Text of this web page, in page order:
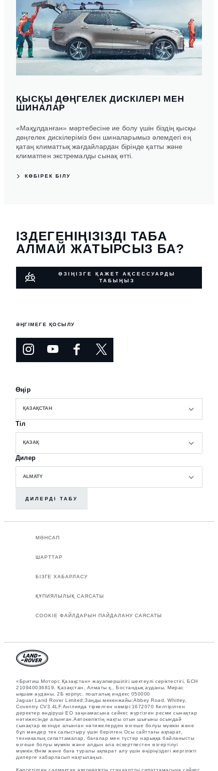
ҚЫСҚЫ ДӨҢГЕЛЕК ДИСКІЛЕРІ МЕН
ШИНАЛАР
«Мақұлданған» мәртебесіне ие болу үшін біздің қысқы
дөңгелек дискілеріміз бен шиналарымыз әлемдегі ең
қатаң климаттық жағдайлардан бірінде қатты және
климатпен экстремалды сынақ өтті.
КӨБІРЕК БІЛУ
ІЗДЕГЕНІҢІЗІЗДІ ТАБА
АЛМАЙ ЖАТЫРСЫЗ БА?
ӨЗІҢІЗГЕ ҚАЖЕТ АҚСЕССУАРДЫ
ТАБЫҢЫЗ
ӘҢГІМЕГЕ ҚОСЫЛУ
Өңір
ҚАЗАҚСТАН
Тіл
ҚАЗАҚ
Дилер
ALMATY
ДИЛЕРДІ ТАБУ
МӘНСАП
ШАРТТАР
БІЗГЕ ХАБАРЛАСУ
ҚҰПИЯЛЫЛЫҚ САЯСАТЫ
COOKIE ФАЙЛДАРЫН ПАЙДАЛАНУ САЯСАТЫ
«Бритиш Моторс Қазақстан» жауапкершілігі шектеулі серіктестігі, БСН
210940036819, Қазақстан, Алматы қ., Бостандық ауданы, Мирас
ықшам ауданы, 2Б корпус, пошталық индекс 050000
Jaguar Land Rover Limited:Заңды мекенжайы:Abbey Road, Whitley,
Coventry CV3 4LF.Англияда тіркелген нөмірі:1672070 Келтірілген
деректер өндіруші ЕО заңнамасына сәйкес жүргізген ресми сынақтар
нәтижесінде алынған.Автокөліктің нақты отын шығыны осындай
сынақтар кезінде алынған нәтижелерден өзгеше болуы мүмкін және
бұл мәндер тек салыстыру үшін берілген.Осы сайттағы ақпарат,
техникалық сипаттамалар, бағалар мен түстер нарыққа байланысты
өзгеше болуы мүмкін және алдын ала ескертпестен өзгертілуі
мүмкін.Өнім және баға туралы ақпарат алу үшін өңіріңіздегі жергілікті
дилерге хабарласып нақтылаңыз.
Көрсетілген салмақтар автокөліктің стандартты сипаттамасына сәйкес